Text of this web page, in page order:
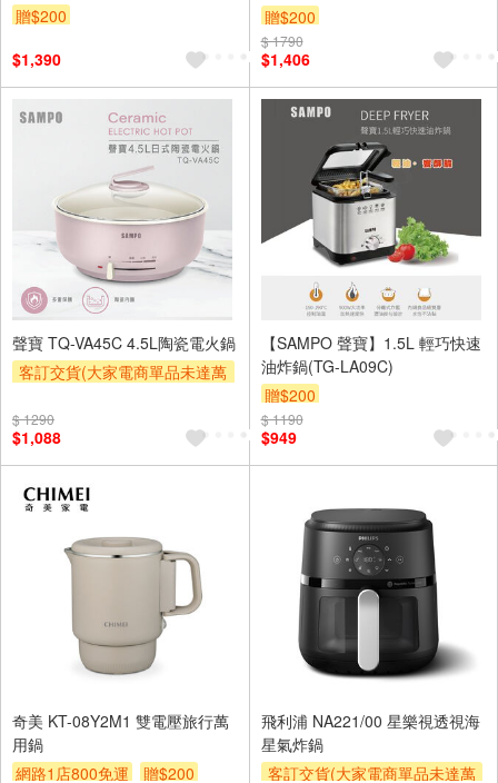
贈$200
$1,390
贈$200
$ 1790
$1,406
聲寶 TQ-VA45C 4.5L陶瓷電火鍋
客訂交貨(大家電商單品未達萬
區費另計,實際收費以專人聯絡
$ 1290
$1,088
【SAMPO 聲寶】1.5L 輕巧快速
油炸鍋(TG-LA09C)
贈$200
$ 1190
$949
奇美 KT-08Y2M1 雙電壓旅行萬
用鍋
網路1店800免運
贈$200
飛利浦 NA221/00 星樂視透視海
星氣炸鍋
客訂交貨(大家電商單品未達萬